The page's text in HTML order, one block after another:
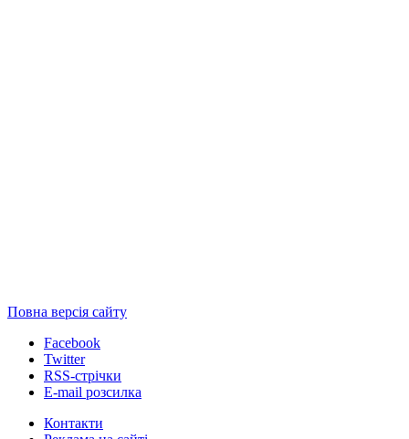
Повна версія сайту
Facebook
Twitter
RSS-стрічки
E-mail розсилка
Контакти